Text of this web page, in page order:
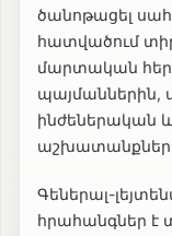
ծանոթացել
հատվածում
մարտական
պայմաններին,
ինժեներական
Գեներալ-
հրահանգներ է